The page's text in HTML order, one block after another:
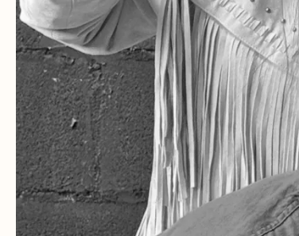
AGENDA
MUXIKEBARRI
KONTAKTUA